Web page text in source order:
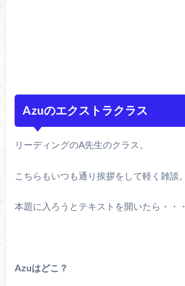
Azuのエクストラクラス
リーディングのA先生のクラス。
こちらもいつも通り挨拶をして軽く雑談。
本題に入ろうとテキストを開いたら・・・
Azuはどこ？